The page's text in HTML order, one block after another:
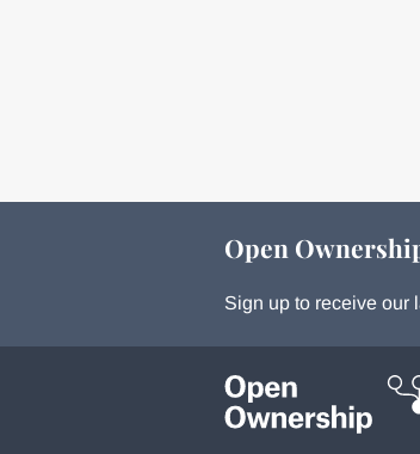
Open
Sign up to receive our